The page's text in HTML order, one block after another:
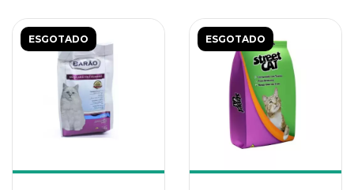
ESGOTADO ESGOTADO